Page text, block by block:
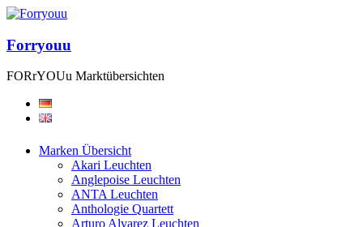
Forryouu
FORrYOUu Marktübersichten
Marken Übersicht
Akari Leuchten
Anglepoise Leuchten
ANTA Leuchten
Anthologie Quartett
Arturo Alvarez Leuchten